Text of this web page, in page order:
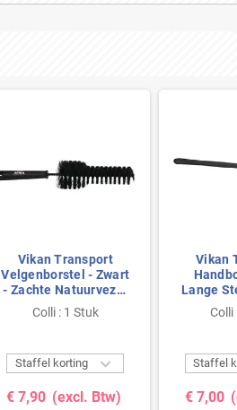
Vikan Transport
Velgenborstel - Zwart
- Zachte Natuurvezel
- 320mm - Ø65mm
Colli : 1 Stuk
Staffel korting 
€ 7,90 (excl. Btw)
Vikan
Lange
Zachte
Colli
Staffel
€ 7,00